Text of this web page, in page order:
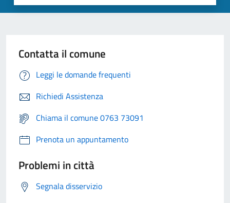
Contatta il comune
Leggi le domande frequenti
Richiedi Assistenza
Chiama il comune 0763 73091
Prenota un appuntamento
Problemi in città
Segnala disservizio